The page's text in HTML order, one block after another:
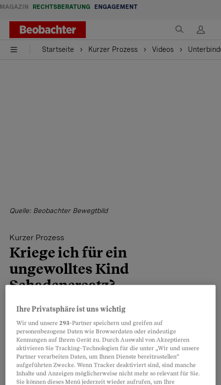
MAGAZIN RECHTSBERATUNG ENGAGEMENT
Startseite Kurzer Prozess Videos
Quelle: Beobachter Bewegtbild
Kurzer Prozess
Kriege ich für ein
ungewolltes Kind
Schadenersatz?
Schadenersatz für ein ungewolltes Kind? 🤔
In diesem Fall gab das Gericht den Eltern
recht. Was meinst du – haben sie zurecht
vor Gericht gewonnen?
Teilen Merken
Ihre Privatsphäre ist uns wichtig
Wir und unsere293-Partner speichern und greifen auf
personenbezogene Daten wie Browserdaten oder eindeutige
Kennungen auf Ihrem Gerät zu. Durch Auswahl von Akzeptieren
aktivieren Sie Tracking-Technologien für die unter „Wir und unsere
Partner verarbeiten Daten, um Ihnen Dienste bereitzustellen“
aufgeführten Zwecke. Wenn Tracker deaktiviert sind, sind manche
Inhalte und Anzeigen möglicherweise nicht mehr so relevant für Sie.
Sie können dieses Menü jederzeit wieder aufrufen, um Ihre